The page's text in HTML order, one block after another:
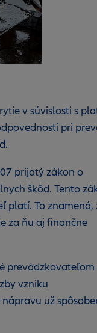
v súvislosti s
pri
prijatý zákon o
škôd. Tento
platí. To znamená,
za ňu aj finančne
prevádzkovateľom
vzniku
už